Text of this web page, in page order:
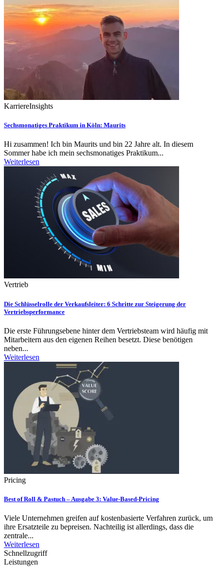
KarriereInsights
Sechsmonatiges Praktikum in Köln: Maurits
Hi zusammen! Ich bin Maurits und bin 22 Jahre alt. In diesem
Sommer habe ich mein sechsmonatiges Praktikum...
Weiterlesen
Vertrieb
Die Schlüsselrolle der Verkaufsleiter: 6 Schritte zur Steigerung der
Vertriebsperformance
Die erste Führungsebene hinter dem Vertriebsteam wird häufig mit
Mitarbeitern aus den eigenen Reihen besetzt. Diese benötigen
neben...
Weiterlesen
Pricing
Best of Roll & Pastuch – Ausgabe 3: Value-Based-Pricing
Viele Unternehmen greifen auf kostenbasierte Verfahren zurück, um
ihre Ersatzteile zu bepreisen. Nachteilig ist allerdings, dass die
zentrale...
Weiterlesen
Schnellzugriff
Leistungen